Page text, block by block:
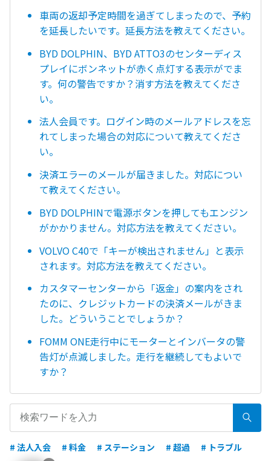
車両の返却予定時間を過ぎてしまったので、予約
を延長したいです。延長方法を教えてください。
BYD DOLPHIN、BYD ATTO3のセンターディス
プレイにボンネットが赤く点灯する表示がでま
す。何の警告ですか？消す方法を教えてくださ
い。
法人会員です。ログイン時のメールアドレスを忘
れてしまった場合の対応について教えてくださ
い。
決済エラーのメールが届きました。対応につい
て教えてください。
BYD DOLPHINで電源ボタンを押してもエンジン
がかかりません。対応方法を教えてください。
VOLVO C40で「キーが検出されません」と表示
されます。対応方法を教えてください。
カスタマーセンターから「返金」の案内をされ
たのに、クレジットカードの決済メールがきま
した。どういうことでしょうか？
FOMM ONE走行中にモーターとインバータの警
告灯が点滅しました。走行を継続してもよいで
すか？
# 法人入会 # 料金 # ステーション # 超過 # トラブル